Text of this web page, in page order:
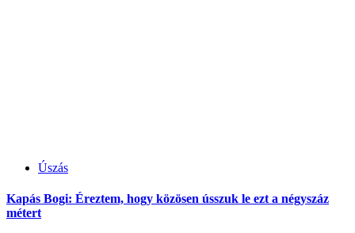
Úszás
Kapás Bogi: Éreztem, hogy közösen ússzuk le ezt a négyszáz
métert